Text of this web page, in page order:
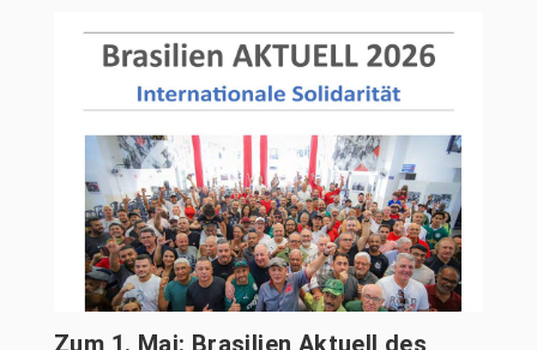
Zum 1. Mai: Brasilien Aktuell des